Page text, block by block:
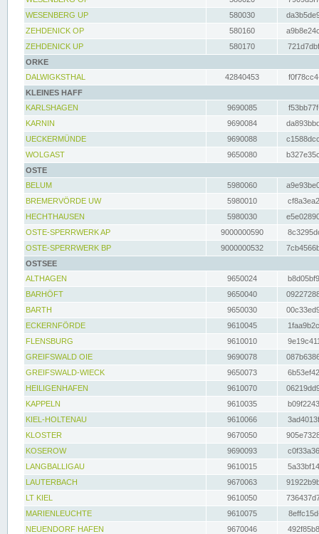
WESENBERG UP
580030
ZEHDENICK OP
580160
ZEHDENICK UP
580170
ORKE
DALWIGKSTHAL
42840453
KLEINES HAFF
KARLSHAGEN
9690085
KARNIN
9690084
UECKERMÜNDE
9690088
WOLGAST
9650080
OSTE
BELUM
5980060
BREMERVÖRDE UW
5980010
HECHTHAUSEN
5980030
OSTE-SPERRWERK AP
9000000590
OSTE-SPERRWERK BP
9000000532
OSTSEE
ALTHAGEN
9650024
BARHÖFT
9650040
BARTH
9650030
ECKERNFÖRDE
9610045
FLENSBURG
9610010
GREIFSWALD OIE
9690078
GREIFSWALD-WIECK
9650073
HEILIGENHAFEN
9610070
KAPPELN
9610035
KIEL-HOLTENAU
9610066
KLOSTER
9670050
KOSEROW
9690093
LANGBALLIGAU
9610015
LAUTERBACH
9670063
LT KIEL
9610050
MARIENLEUCHTE
9610075
NEUENDORF HAFEN
9670046